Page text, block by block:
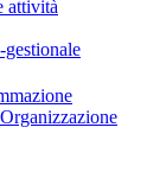
attività